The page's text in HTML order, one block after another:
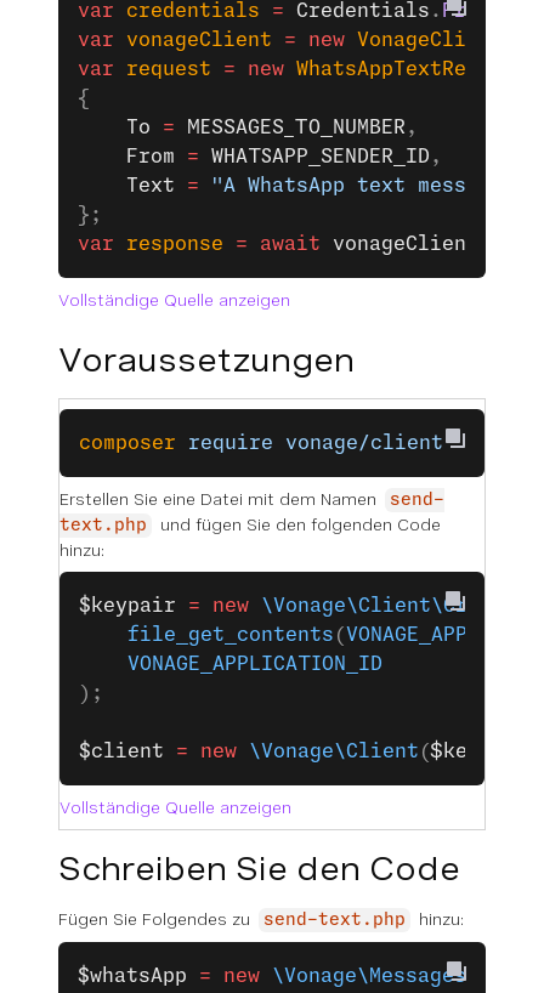
var credentials = Credentials .
var vonageClient = new VonageClient
var request = new WhatsAppTextRequest
{
    To
= MESSAGES_TO_NUMBER ,
    From
= WHATSAPP_SENDER_ID ,
    Text
= "A WhatsApp text message
};
var response = await vonageClient
Vollständige Quelle anzeigen
Voraussetzungen
composer require vonage/client
Erstellen Sie eine Datei mit dem Namen
send-
text.php
und fügen Sie den folgenden Code
hinzu:
$keypair = new
    file_get_contents
(
    VONAGE_APPLICATION_ID
);
$client = new \Vonage\Client ($keypair
Vollständige Quelle anzeigen
Schreiben Sie den Code
Fügen Sie Folgendes zu send-text.php hinzu:
$whatsApp = new